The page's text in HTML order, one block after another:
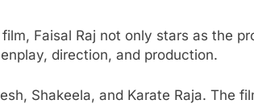
Faisal Raj not only stars as the
direction, and production.
Shakeela, and Karate Raja. The